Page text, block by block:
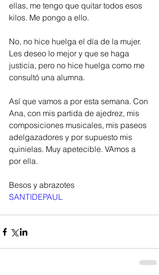
ellas, me tengo que quitar todos esos
kilos. Me pongo a ello.
No, no hice huelga el día de la mujer.
Les deseo lo mejor y que se haga
justicia, pero no hice huelga como me
consultó una alumna.
Así que vamos a por esta semana. Con
Ana, con mis partida de ajedrez, mis
composiciones musicales, mis paseos
adelgazadores y por supuesto mis
quinielas. Muy apetecible. VAmos a
por ella.
Besos y abrazotes
SANTIDEPAUL